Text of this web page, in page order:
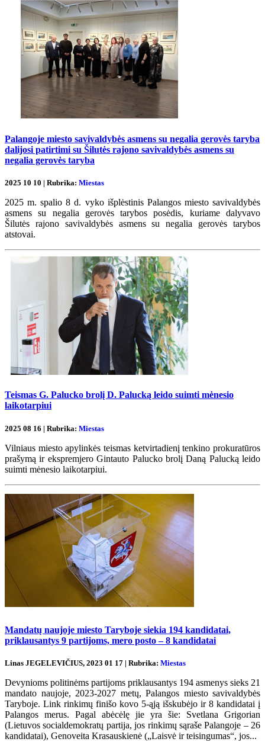
Palangoje miesto savivaldybės asmens su negalia gerovės taryba
dalijosi patirtimi su Šilutės rajono savivaldybės asmens su
negalia gerovės taryba
2025 10 10 | Rubrika: Miestas
2025 m. spalio 8 d. vyko išplėstinis Palangos miesto savivaldybės
asmens su negalia gerovės tarybos posėdis, kuriame dalyvavo
Šilutės rajono savivaldybės asmens su negalia gerovės tarybos
atstovai.
Teismas G. Palucko brolį D. Palucką leido suimti mėnesio
laikotarpiui
2025 08 16 | Rubrika: Miestas
Vilniaus miesto apylinkės teismas ketvirtadienį tenkino prokuratūros
prašymą ir ekspremjero Gintauto Palucko brolį Daną Palucką leido
suimti mėnesio laikotarpiui.
Mandatų naujoje miesto Taryboje siekia 194 kandidatai,
priklausantys 9 partijoms, mero posto – 8 kandidatai
Linas JEGELEVIČIUS, 2023 01 17 | Rubrika: Miestas
Devynioms politinėms partijoms priklausantys 194 asmenys sieks 21
mandato naujoje, 2023-2027 metų, Palangos miesto savivaldybės
Taryboje. Link rinkimų finišo kovo 5-ąją išskubėjo ir 8 kandidatai į
Palangos merus. Pagal abėcėlę jie yra šie: Svetlana Grigorian
(Lietuvos socialdemokratų partija, jos rinkimų sąraše Palangoje – 26
kandidatai), Genoveita Krasauskienė („Laisvė ir teisingumas“, jos...